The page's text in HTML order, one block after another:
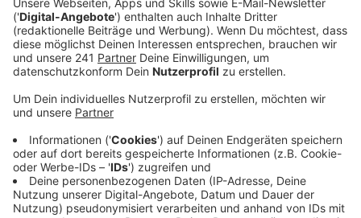
Anzeige
Polizei registriert viele Temposünder in
Anzeige
Geblitzt wird in Fahrtrichtung Schlebuscher